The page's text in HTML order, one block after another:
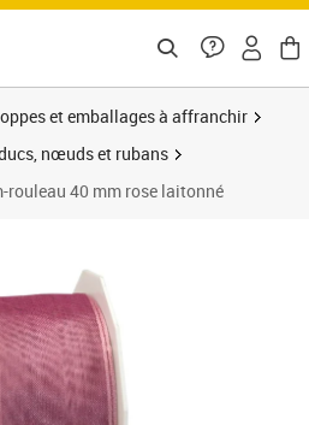
et emballages à affranchir
nœuds et rubans
rouleau 40 mm rose laitonné